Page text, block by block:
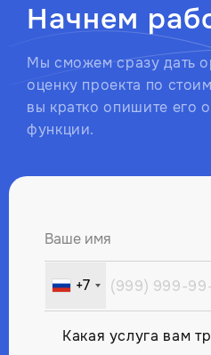
Начнем
Мы сможем сразу дать
оценку проекта по
вы кратко опишите его
функции.
Ваше имя
Russia
+7
+7